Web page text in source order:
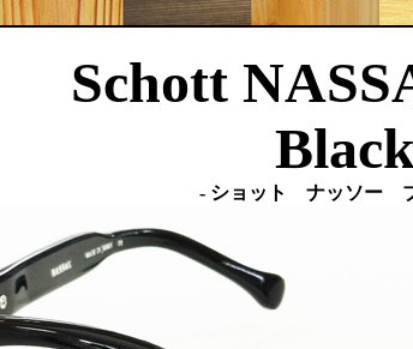
Schott
- ショット ナッソー